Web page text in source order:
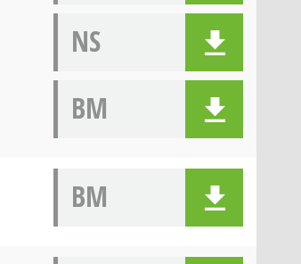
NS
BM
BM